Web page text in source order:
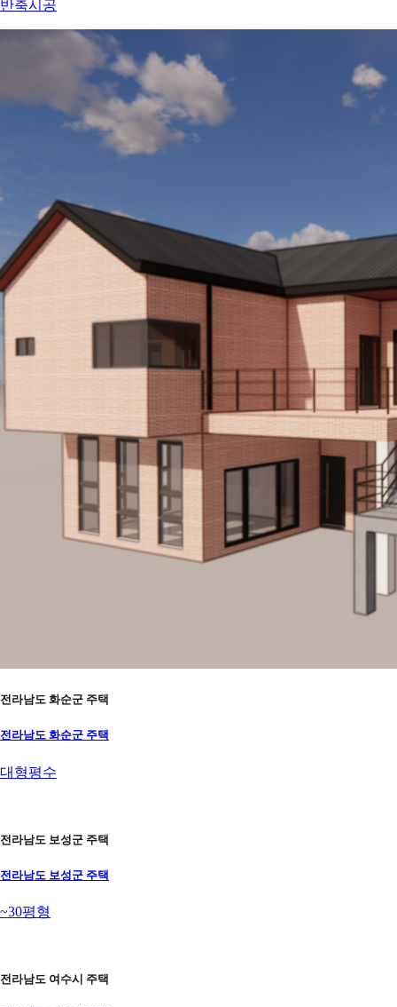
반축시공
전라남도 화순군 주택
전라남도 화순군 주택
대형평수
전라남도 보성군 주택
전라남도 보성군 주택
~30평형
전라남도 여수시 주택